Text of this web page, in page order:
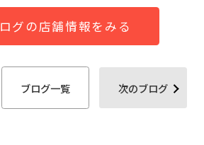
グの店舗情報をみる
ブログ一覧 次のブログ